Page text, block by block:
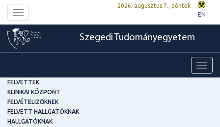
Toggle
navigation
2026. augusztus 7., péntek
EN
Szegedi Tudományegyetem
FELVETTEK
KLINIKAI KÖZPONT
FELVÉTELIZŐKNEK
FELVETT HALLGATÓKNAK
HALLGATÓKNAK